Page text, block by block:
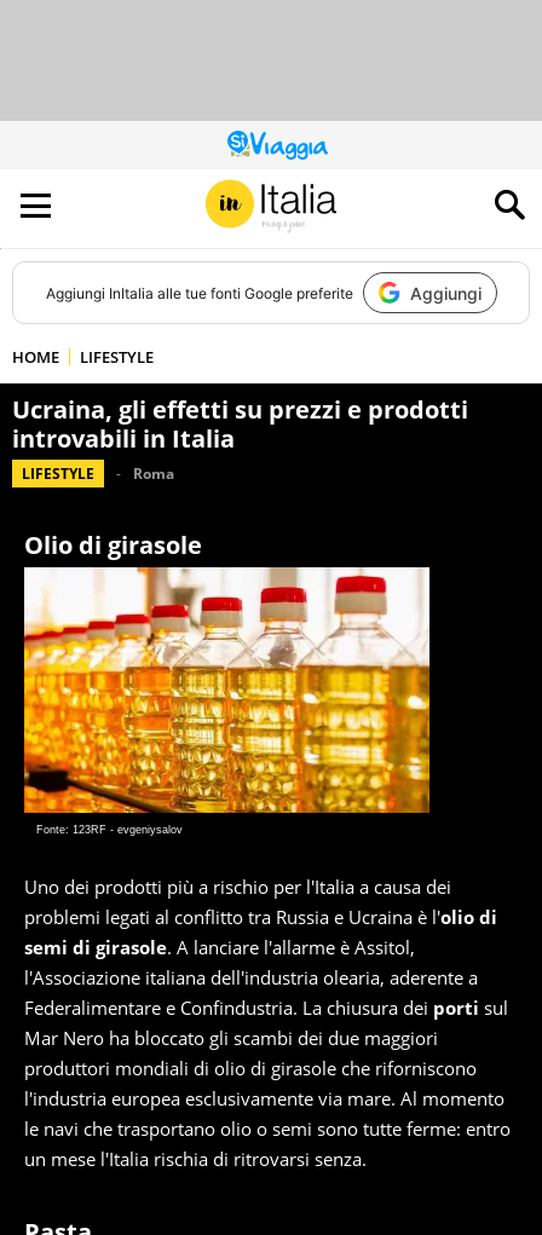
QUESTO
SITO
CONTRIBUISCE
ALL’AUDIENCE
DI
Aggiungi InItalia alle tue fonti Google preferite Aggiungi
HOME LIFESTYLE
Ucraina, gli effetti su prezzi e prodotti
introvabili in Italia
LIFESTYLE Roma
Olio di girasole
Fonte: 123RF - evgeniysalov
Uno dei prodotti più a rischio per l'Italia a causa dei
problemi legati al conflitto tra Russia e Ucraina è l'olio di
semi di girasole. A lanciare l'allarme è Assitol,
l'Associazione italiana dell'industria olearia, aderente a
Federalimentare e Confindustria. La chiusura dei porti sul
Mar Nero ha bloccato gli scambi dei due maggiori
produttori mondiali di olio di girasole che riforniscono
l'industria europea esclusivamente via mare. Al momento
le navi che trasportano olio o semi sono tutte ferme: entro
un mese l'Italia rischia di ritrovarsi senza.